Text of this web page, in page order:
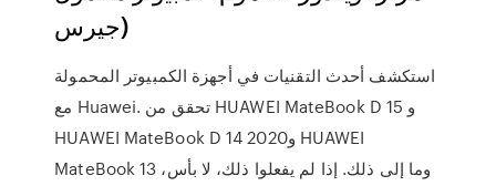
جيرس)
استكشف أحدث التقنيات في أجهزة الكمبيوتر المحمولة
مع Huawei. تحقق من HUAWEI MateBook D 15 و
HUAWEI MateBook D 14 و2020 HUAWEI
MateBook 13 وما إلى ذلك. إذا لم يفعلوا ذلك، لا بأس،